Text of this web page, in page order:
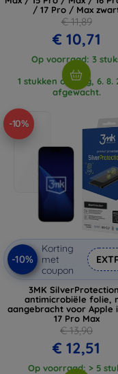
/ 17 Pro / Max
(4894240287583)
€ 11,89
€ 10,71
Op voorraad: 3
1 stukken op weg, 6. 8.
afgewacht.
-10%
-10%
Korting
met
coupon
3MK
antimicrobiële folie,
aangebracht voor Apple
17 Pro Max
€ 13,90
€ 12,51
Op voorraad: > 5